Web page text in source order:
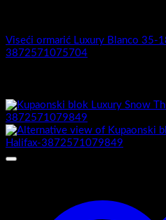
Viseći ormarić Luxury Blanco 35-
3872571075704